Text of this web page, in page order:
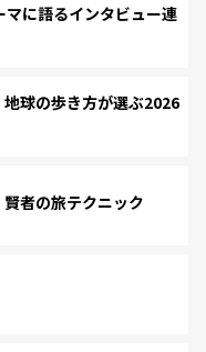
に語るインタビュー連
球の歩き方が選ぶ2026
者の旅テクニック